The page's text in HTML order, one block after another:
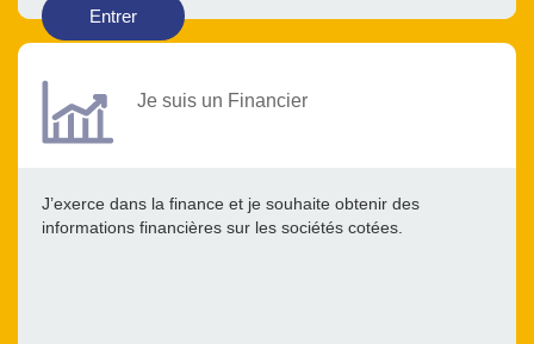
Entrer
Je suis un Financier
J’exerce dans la finance et je souhaite obtenir des
informations financières sur les sociétés cotées.